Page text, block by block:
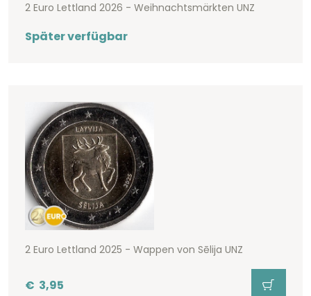
2 Euro Lettland 2026 - Weihnachtsmärkten UNZ
Später verfügbar
2 Euro Lettland 2025 - Wappen von Sēlija UNZ
€ 3,95